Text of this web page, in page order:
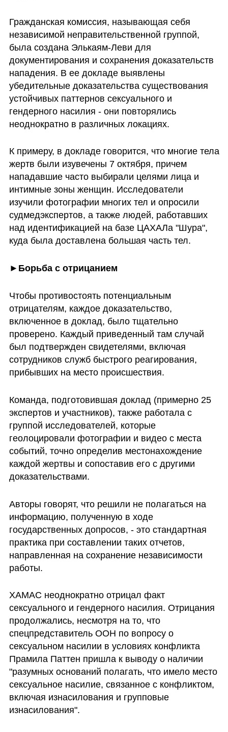
Гражданская комиссия, называющая себя
независимой неправительственной группой,
была создана Элькаям-Леви для
документирования и сохранения доказательств
нападения. В ее докладе выявлены
убедительные доказательства существования
устойчивых паттернов сексуального и
гендерного насилия - они повторялись
неоднократно в различных локациях.
К примеру, в докладе говорится, что многие тела
жертв были изувечены 7 октября, причем
нападавшие часто выбирали целями лица и
интимные зоны женщин. Исследователи
изучили фотографии многих тел и опросили
судмедэкспертов, а также людей, работавших
над идентификацией на базе ЦАХАЛа "Шура",
куда была доставлена большая часть тел.
►Борьба с отрицанием
Чтобы противостоять потенциальным
отрицателям, каждое доказательство,
включенное в доклад, было тщательно
проверено. Каждый приведенный там случай
был подтвержден свидетелями, включая
сотрудников служб быстрого реагирования,
прибывших на место происшествия.
Команда, подготовившая доклад (примерно 25
экспертов и участников), также работала с
группой исследователей, которые
геолоцировали фотографии и видео с места
событий, точно определив местонахождение
каждой жертвы и сопоставив его с другими
доказательствами.
Авторы говорят, что решили не полагаться на
информацию, полученную в ходе
государственных допросов, - это стандартная
практика при составлении таких отчетов,
направленная на сохранение независимости
работы.
ХАМАС неоднократно отрицал факт
сексуального и гендерного насилия. Отрицания
продолжались, несмотря на то, что
спецпредставитель ООН по вопросу о
сексуальном насилии в условиях конфликта
Прамила Паттен пришла к выводу о наличии
"разумных оснований полагать, что имело место
сексуальное насилие, связанное с конфликтом,
включая изнасилования и групповые
изнасилования".